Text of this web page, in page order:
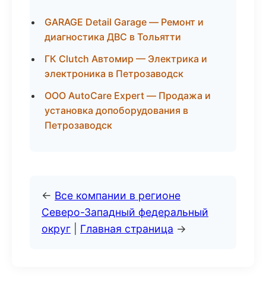
GARAGE Detail Garage — Ремонт и
диагностика ДВС в Тольятти
ГК Clutch Автомир — Электрика и
электроника в Петрозаводск
ООО AutoCare Expert — Продажа и
установка допоборудования в
Петрозаводск
← Все компании в регионе
Северо-Западный федеральный
округ
Главная страница →